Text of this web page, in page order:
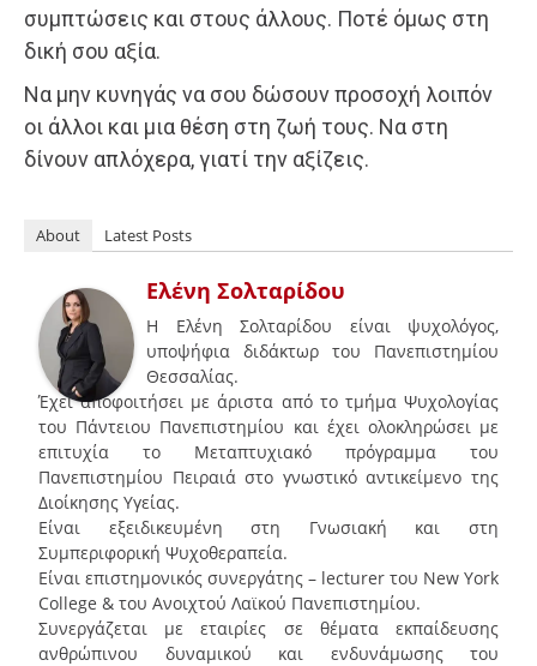
συμπτώσεις και στους άλλους. Ποτέ όμως στη
δική σου αξία.
Να μην κυνηγάς να σου δώσουν προσοχή λοιπόν
οι άλλοι και μια θέση στη ζωή τους. Να στη
δίνουν απλόχερα, γιατί την αξίζεις.
About Latest Posts
Ελένη Σολταρίδου
Η Ελένη Σολταρίδου είναι ψυχολόγος,
υποψήφια διδάκτωρ του Πανεπιστημίου
Θεσσαλίας.
Έχει αποφοιτήσει με άριστα από το τμήμα Ψυχολογίας
του Πάντειου Πανεπιστημίου και έχει ολοκληρώσει με
επιτυχία το Μεταπτυχιακό πρόγραμμα του
Πανεπιστημίου Πειραιά στο γνωστικό αντικείμενο της
Διοίκησης Υγείας.
Είναι εξειδικευμένη στη Γνωσιακή και στη
Συμπεριφορική Ψυχοθεραπεία.
Είναι επιστημονικός συνεργάτης – lecturer του New York
College & του Ανοιχτού Λαϊκού Πανεπιστημίου.
Συνεργάζεται με εταιρίες σε θέματα εκπαίδευσης
ανθρώπινου δυναμικού και ενδυνάμωσης του